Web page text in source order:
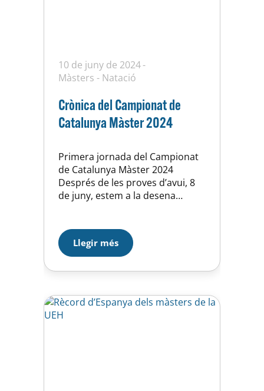
10 de juny de 2024
Màsters - Natació
Crònica del Campionat de
Catalunya Màster 2024
Primera jornada del Campionat
de Catalunya Màster 2024
Després de les proves d’avui, 8
de juny, estem a la desena
4 de plata i 3 de bronze. 49 clubs
han obtingut almenys una
medalla. C. Navarro,
campiona de…
Llegir més